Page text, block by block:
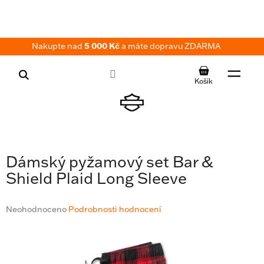
Nakupte nad 5 000 Kča máte dopravu ZDARMA
NÁKUPNÍ
KOŠÍK
Dámský pyžamový set Bar &
Shield Plaid Long Sleeve
Průměrné
Neohodnoceno Podrobnosti hodnocení